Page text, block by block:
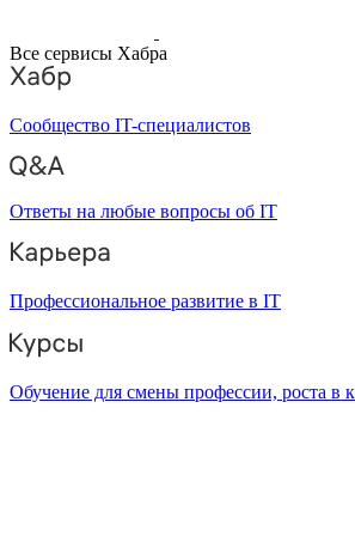
Все сервисы Хабра
Сообщество IT-специалистов
Ответы на любые вопросы об IT
Профессиональное развитие в IT
Обучение для смены профессии, роста в